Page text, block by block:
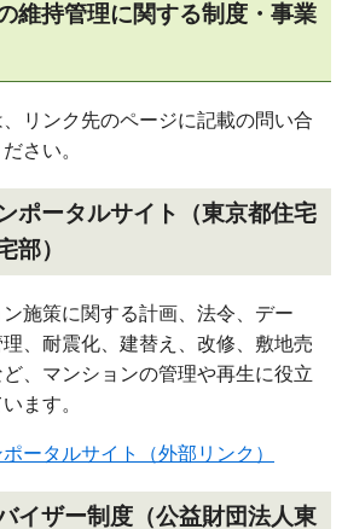
維持管理に関する制度・事業
リンク先のページに記載の問い合
さい。
ポータルサイト（東京都住宅
部）
施策に関する計画、法令、デー
、耐震化、建替え、改修、敷地売
、マンションの管理や再生に役立
ます。
ータルサイト（外部リンク）
イザー制度（公益財団法人東